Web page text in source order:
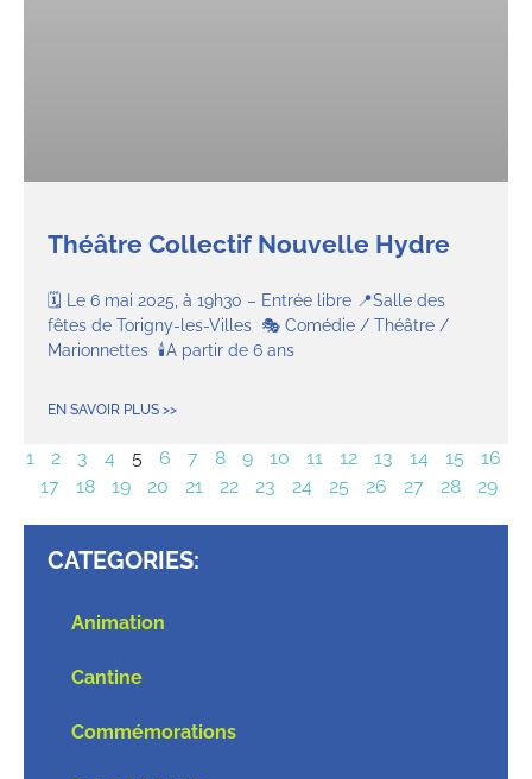
Théâtre Collectif Nouvelle Hydre
🗓️ Le 6 mai 2025, à 19h30 – Entrée libre 📍Salle des
fêtes de Torigny-les-Villes 🎭 Comédie / Théâtre /
Marionnettes 🕯️A partir de 6 ans
EN SAVOIR PLUS >>
1 2 3 4 5 6 7 8 9 10 11 12 13 14 15
16
17
18 19 20 21 22 23 24 25 26 27 28 29
CATEGORIES:
Animation
Cantine
Commémorations